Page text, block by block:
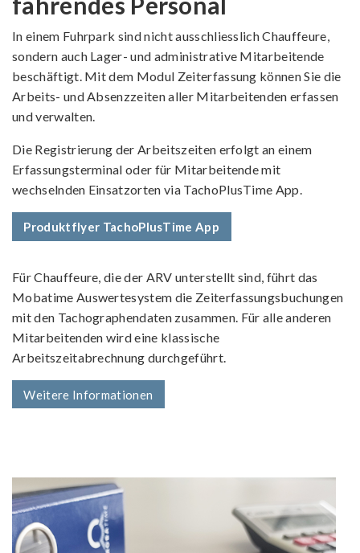
In einem Fuhrpark sind nicht ausschliesslich Chauffeure,
sondern auch Lager- und administrative Mitarbeitende
beschäftigt. Mit dem Modul Zeiterfassung können Sie die
Arbeits- und Absenzzeiten aller Mitarbeitenden erfassen
und verwalten.
Die Registrierung der Arbeitszeiten erfolgt an einem
Erfassungsterminal oder für Mitarbeitende mit
wechselnden Einsatzorten via Tacho­PlusTime App.
Produktflyer TachoPlusTime App
Für Chauffeure, die der ARV unterstellt sind, führt das
Mobatime Auswertesystem die Zeiterfassungsbuchungen
mit den Tachographendaten zusammen. Für alle anderen
Mitarbeitenden wird eine klassische
Arbeitszeitabrechnung durchgeführt.
Weitere Informationen